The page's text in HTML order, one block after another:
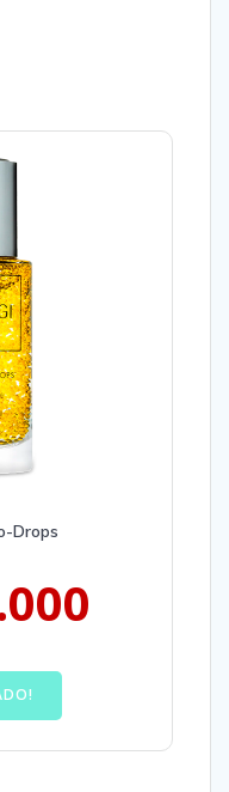
Drops